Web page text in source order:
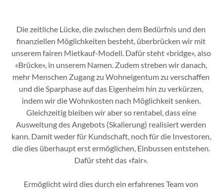
Die zeitliche Lücke, die zwischen dem Bedürfnis und den
finanziellen Möglichkeiten besteht, überbrücken wir mit
unserem fairen Mietkauf-Modell. Dafür steht «bridge», also
«Brücke», in unserem Namen. Zudem streben wir danach,
mehr Menschen Zugang zu Wohneigentum zu verschaffen
und die Sparphase auf das Eigenheim hin zu verkürzen,
indem wir die Wohnkosten nach Möglichkeit senken.
Gleichzeitig bleiben wir aber so rentabel, dass eine
Ausweitung des Angebots (Skalierung) realisiert werden
kann. Damit weder für Kundschaft, noch für die Investoren,
die dies überhaupt erst ermöglichen, Einbussen entstehen.
Dafür steht das «fair».
Ermöglicht wird dies durch ein erfahrenes Team von